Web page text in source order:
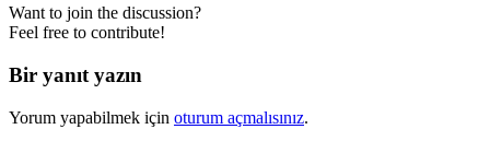
Want to join the discussion?
Feel free to contribute!
Bir yanıt yazın
Yorum yapabilmek için oturum açmalısınız.